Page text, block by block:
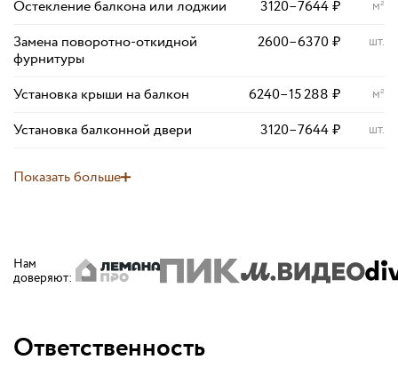
Остекление балкона или лоджии 3120–7644₽ м²
Замена поворотно-откидной
фурнитуры
2600–6370₽ шт.
Установка крыши на балкон 6240–15 288 ₽ м²
Установка балконной двери 3120–7644₽ шт.
Показать больше
Нам
доверяют:
Ответственность